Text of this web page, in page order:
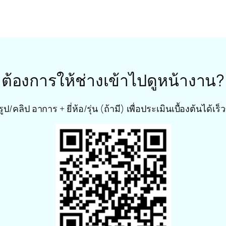
ต้องการให้ช่างเข้าไปดูหน้างาน?
ป/คลิป อาการ + ยี่ห้อ/รุ่น (ถ้ามี) เพื่อประเมินเบื้องต้นได้เร็